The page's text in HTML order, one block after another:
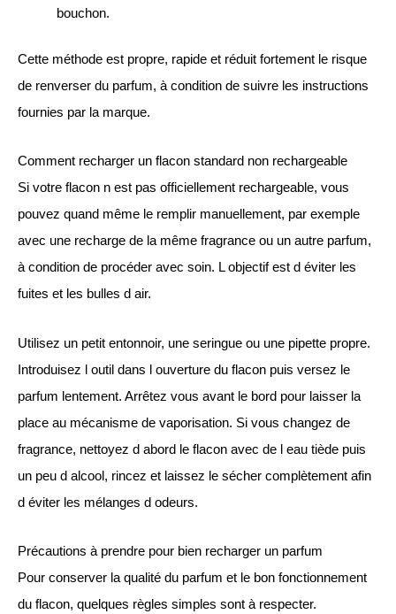
bouchon.
Cette méthode est propre, rapide et réduit fortement le risque
de renverser du parfum, à condition de suivre les instructions
fournies par la marque.
Comment recharger un flacon standard non rechargeable
Si votre flacon n est pas officiellement rechargeable, vous
pouvez quand même le remplir manuellement, par exemple
avec une recharge de la même fragrance ou un autre parfum,
à condition de procéder avec soin. L objectif est d éviter les
fuites et les bulles d air.
Utilisez un petit entonnoir, une seringue ou une pipette propre.
Introduisez l outil dans l ouverture du flacon puis versez le
parfum lentement. Arrêtez vous avant le bord pour laisser la
place au mécanisme de vaporisation. Si vous changez de
fragrance, nettoyez d abord le flacon avec de l eau tiède puis
un peu d alcool, rincez et laissez le sécher complètement afin
d éviter les mélanges d odeurs.
Précautions à prendre pour bien recharger un parfum
Pour conserver la qualité du parfum et le bon fonctionnement
du flacon, quelques règles simples sont à respecter.